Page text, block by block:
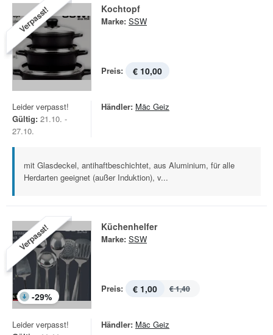
Verpasst! Kochtopf
Marke: SSW
Preis: € 10,00
Leider verpasst!
Gültig: 21.10. -
27.10.
Händler: Mäc Geiz
mit Glasdeckel, antihaftbeschichtet, aus Aluminium, für alle
Herdarten geeignet (außer Induktion), v...
Verpasst!
-29%
Küchenhelfer
Marke: SSW
Preis: € 1,00 € 1,40
Leider verpasst!
Händler: Mäc Geiz